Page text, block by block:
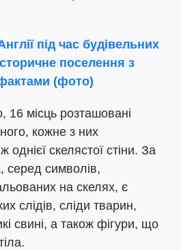
під час будівельних
поселення з
(фото)
місць розташовані
кожне з них
скелястої стіни. За
серед символів,
на скелях, є
слідів, сліди тварин,
свині, а також фігури, що